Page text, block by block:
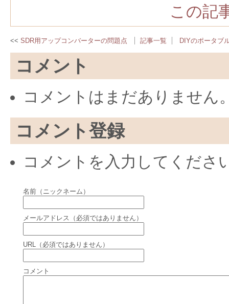
この記
SDR用アップコンバーターの問題点 記事一覧 DIYのポータブ
コメント
コメントはまだありません
コメント登録
コメントを入力してくださ
名前（ニックネーム）
メールアドレス（必須ではありません）
URL（必須ではありません）
コメント